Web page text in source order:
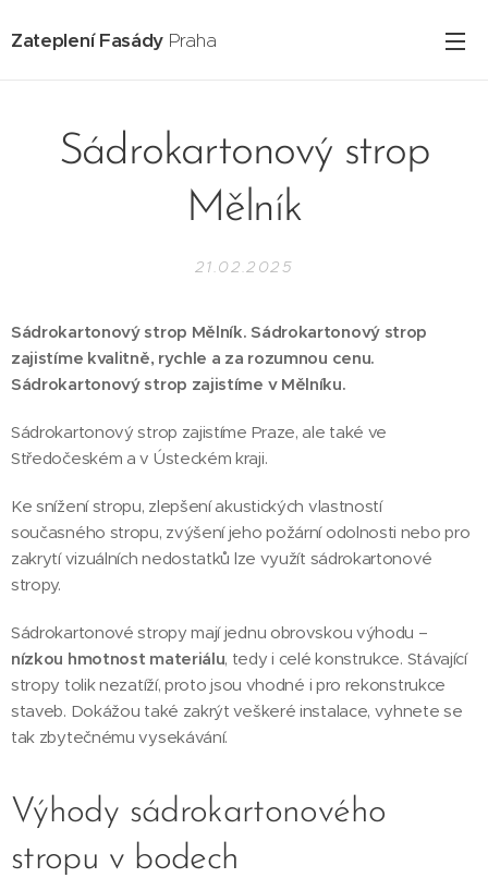
Zateplení Fasády Praha
Sádrokartonový strop
Mělník
21.02.2025
Sádrokartonový strop Mělník. Sádrokartonový strop
zajistíme kvalitně, rychle a za rozumnou cenu.
Sádrokartonový strop zajistíme v Mělníku.
Sádrokartonový strop zajistíme Praze, ale také ve
Středočeském a v Ústeckém kraji.
Ke snížení stropu, zlepšení akustických vlastností
současného stropu, zvýšení jeho požární odolnosti nebo pro
zakrytí vizuálních nedostatků lze využít sádrokartonové
stropy.
Sádrokartonové stropy mají jednu obrovskou výhodu –
nízkou hmotnost materiálu, tedy i celé konstrukce. Stávající
stropy tolik nezatíží, proto jsou vhodné i pro rekonstrukce
staveb. Dokážou také zakrýt veškeré instalace, vyhnete se
tak zbytečnému vysekávání.
Výhody sádrokartonového
stropu v bodech